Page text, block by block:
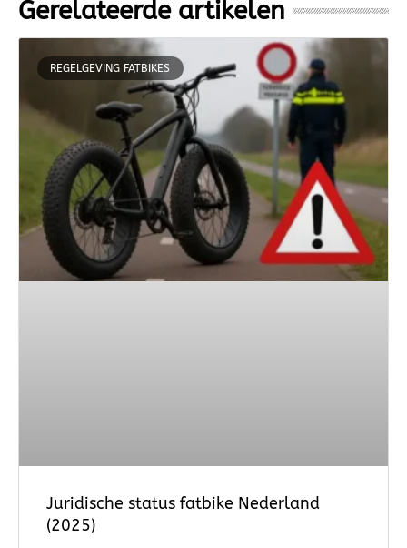
Gerelateerde artikelen
REGELGEVING FATBIKES
Juridische status fatbike Nederland
(2025)